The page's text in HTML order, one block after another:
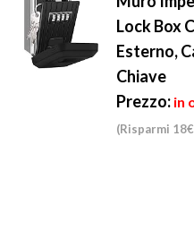
Lock Box
Esterno,
Chiave
Prezzo: in
(Risparmi